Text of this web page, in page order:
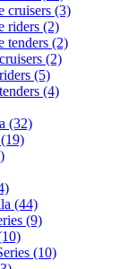
cruisers (3)
riders (2)
tenders (2)
(2)
(5)
(4)
(32)
(44)
(9)
(10)